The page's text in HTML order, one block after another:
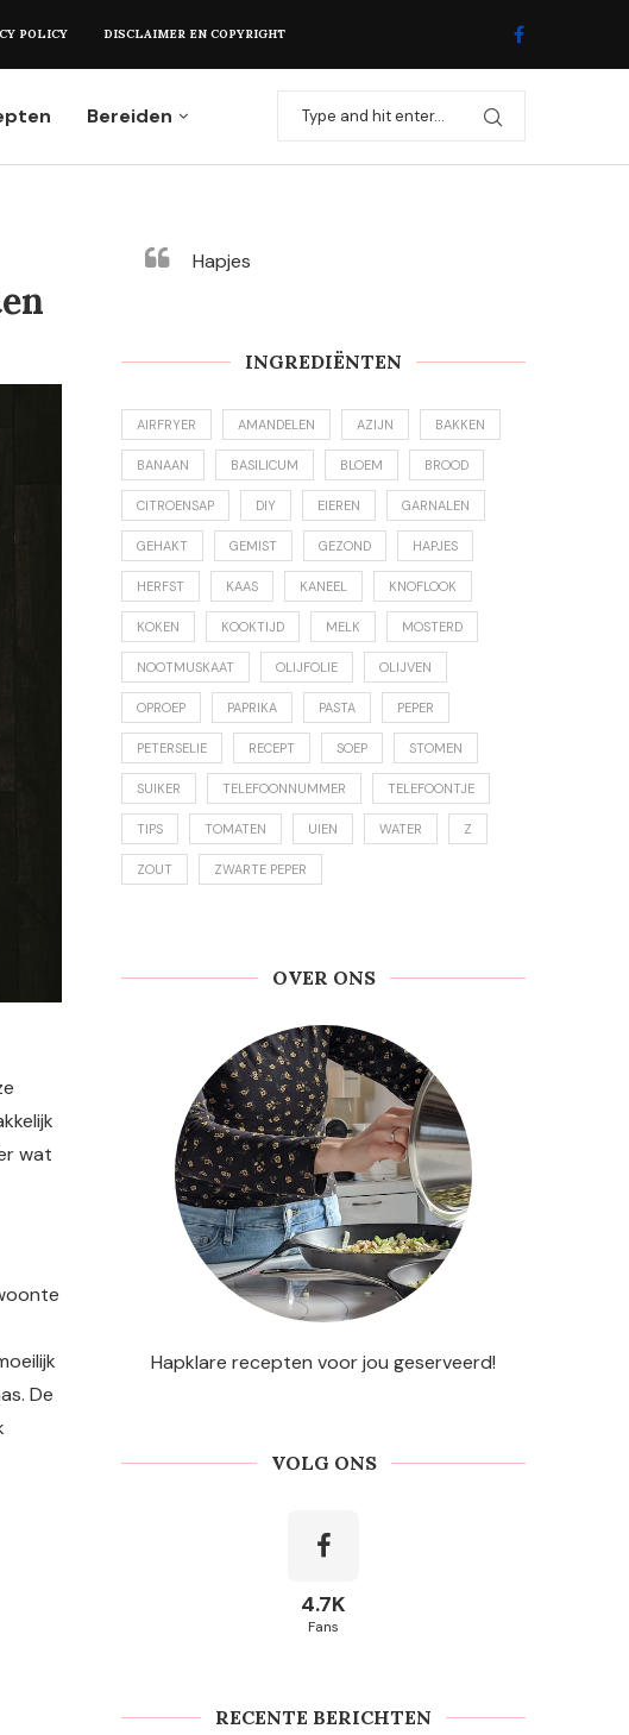
POLICY DISCLAIMER EN COPYRIGHT
Bereiden
wat
De
Hapjes
INGREDIËNTEN
AIRFRYER AMANDELEN AZIJN BAKKEN
BANAAN BASILICUM BLOEM BROOD
CITROENSAP DIY EIEREN GARNALEN
GEHAKT GEMIST GEZOND HAPJES
HERFST KAAS KANEEL KNOFLOOK
KOKEN KOOKTIJD MELK MOSTERD
NOOTMUSKAAT OLIJFOLIE OLIJVEN
OPROEP PAPRIKA PASTA PEPER
PETERSELIE RECEPT SOEP STOMEN
SUIKER TELEFOONNUMMER TELEFOONTJE
TIPS TOMATEN UIEN WATER Z
ZOUT ZWARTE PEPER
OVER ONS
Hapklare recepten voor jou geserveerd!
VOLG ONS
4.7K
Fans
RECENTE BERICHTEN